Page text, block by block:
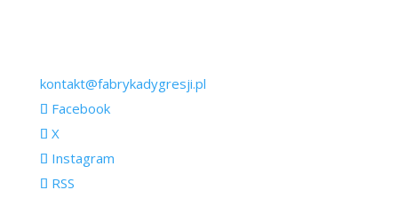
kontakt@fabrykadygresji.pl
Facebook
X
Instagram
RSS